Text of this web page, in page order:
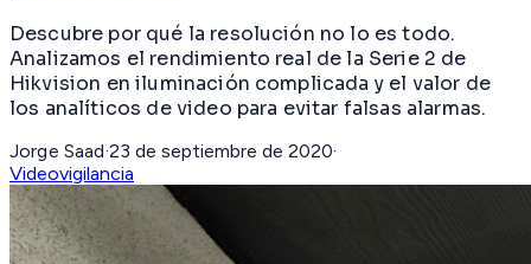
Descubre por qué la resolución no lo es todo.
Analizamos el rendimiento real de la Serie 2 de
Hikvision en iluminación complicada y el valor de
los analíticos de video para evitar falsas alarmas.
Jorge Saad·23 de septiembre de 2020·
Videovigilancia